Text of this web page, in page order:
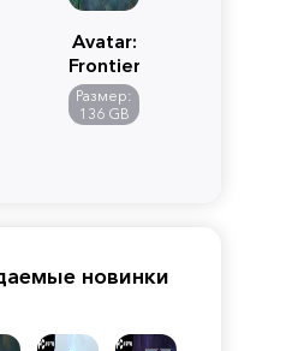
Avatar:
Frontiers
of
Pandora
Размер:
136 GB
новинки